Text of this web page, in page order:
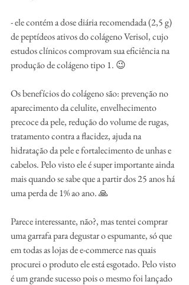
- ele contém a dose diária recomendada (2,5 g)
de peptídeos ativos do colágeno Verisol, cujo
estudos clínicos comprovam sua eficiência na
produção de colágeno tipo 1. 😉
Os benefícios do colágeno são: prevenção no
aparecimento da celulite, envelhecimento
precoce da pele, redução do volume de rugas,
tratamento contra a flacidez, ajuda na
hidratação da pele e fortalecimento de unhas e
cabelos. Pelo visto ele é super importante ainda
mais quando se sabe que a partir dos 25 anos há
uma perda de 1% ao ano. 🙏
Parece interessante, não?, mas tentei comprar
uma garrafa para degustar o espumante, só que
em todas as lojas de e-commerce nas quais
procurei o produto ele está esgotado. Pelo visto
é um grande sucesso pois o mesmo foi lançado